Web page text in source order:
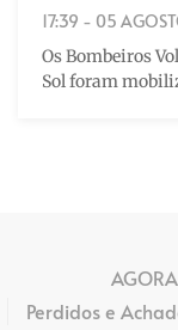
17:39 - 05
Os Bombeiros
Sol foram
AGORA
Perdidos e